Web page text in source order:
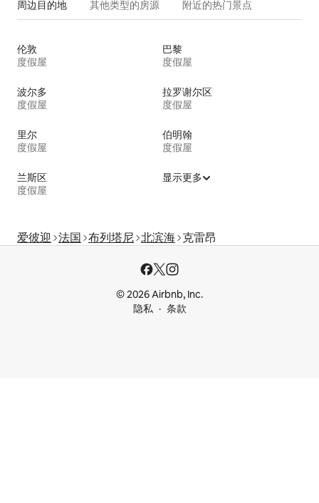
周边目的地 其他类型的房源 附近的热门景点
伦敦
度假屋
巴黎
度假屋
波尔多
度假屋
拉罗谢尔区
度假屋
里尔
度假屋
伯明翰
度假屋
兰斯区
度假屋
显示更多
爱彼迎 法国 布列塔尼 北滨海 克雷昂
© 2026 Airbnb, Inc.
隐私
条款